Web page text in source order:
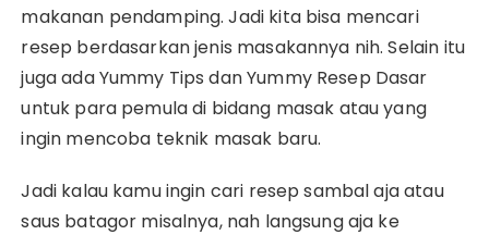
makanan pendamping. Jadi kita bisa mencari
resep berdasarkan jenis masakannya nih. Selain itu
juga ada Yummy Tips dan Yummy Resep Dasar
untuk para pemula di bidang masak atau yang
ingin mencoba teknik masak baru.
Jadi kalau kamu ingin cari resep sambal aja atau
saus batagor misalnya, nah langsung aja ke